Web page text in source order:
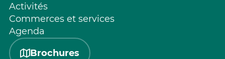
Activités
Commerces et services
Agenda
Brochures